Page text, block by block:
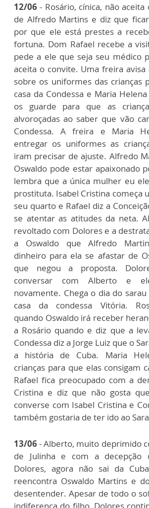
12/06 - Rosário, cínica, não
de Alfredo Martins e diz que
por que ele está prestes a
fortuna. Dom Rafael recebe a
pede a ele que seja seu médico
aceita o convite. Uma freira avisa
sobre os uniformes das crianças
casa da Condessa e Maria
os guarde para que as
alvoroçadas ao saber que vão
Condessa. A freira e Maria
entregar os uniformes as
iram precisar de ajuste. Alfredo
Oswaldo pode estar apaixonado
lembra que a única mulher eu
prostituta. Isabel Cristina começa
seu quarto e Rafael diz a
se atentar as atitudes da neta.
revoltado com Dolores e a
a Oswaldo que Alfredo
dinheiro para ela se afastar de
que negou a proposta.
conversar com Alberto e
novamente. Chega o dia do
casa da condessa Vitória.
quando Oswaldo irá receber
a Rosário quando e diz que a
Condessa diz a Jorge Luiz que o
a história de Cuba. Maria
crianças para que elas consigam
Rafael fica preocupado com a
Cristina e diz que não gosta
converse com Isabel Cristina e
também gostaria de ter ido ao
13/06- Alberto, muito deprimido
de Julinha e com a decepção
Dolores, agora não sai da
reencontra Oswaldo Martins e
desentender. Apesar de todo o
indiferença do filho, Dolores